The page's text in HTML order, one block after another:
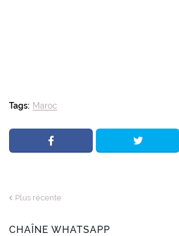
Tags: Maroc
Plus récente
CHAÎNE WHATSAPP